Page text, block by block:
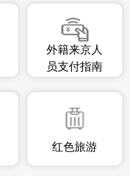
外籍来京人
员支付指南
红色旅游